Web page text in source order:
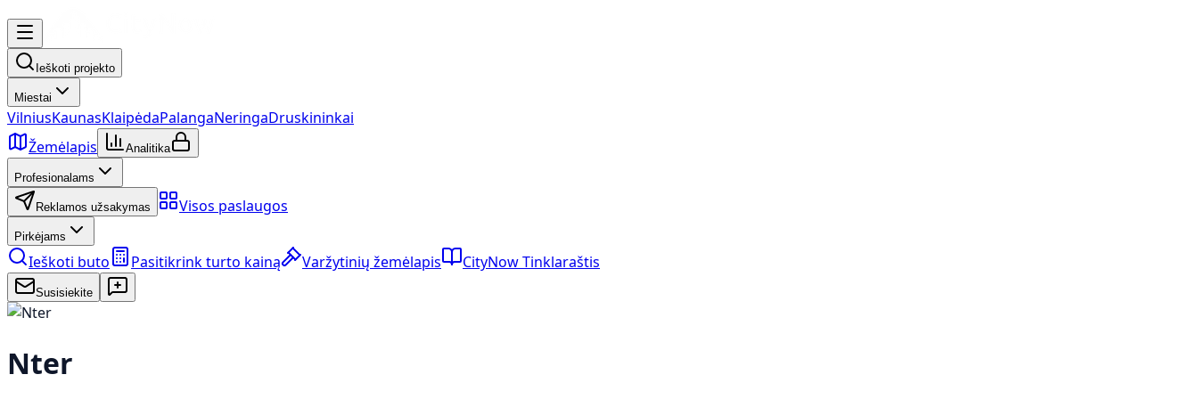
Ieškoti projekto
Miestai
VilniusKaunasKlaipėdaPalangaNeringaDruskininkai
Žemėlapis
Analitika
Profesionalams
Reklamos užsakymas Visos paslaugos
Pirkėjams
Ieškoti buto Pasitikrink turto kainą Varžytinių žemėlapis CityNow Tinklaraštis
Susisiekite
Nter